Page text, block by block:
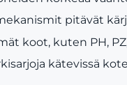
pitävät
koot, kuten PH,
kätevissä